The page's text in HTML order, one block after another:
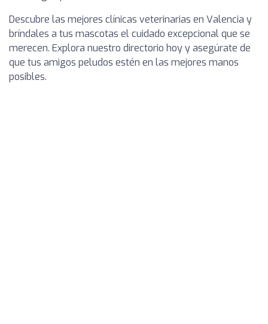
Descubre las mejores clínicas veterinarias en Valencia y
bríndales a tus mascotas el cuidado excepcional que se
merecen. Explora nuestro directorio hoy y asegúrate de
que tus amigos peludos estén en las mejores manos
posibles.